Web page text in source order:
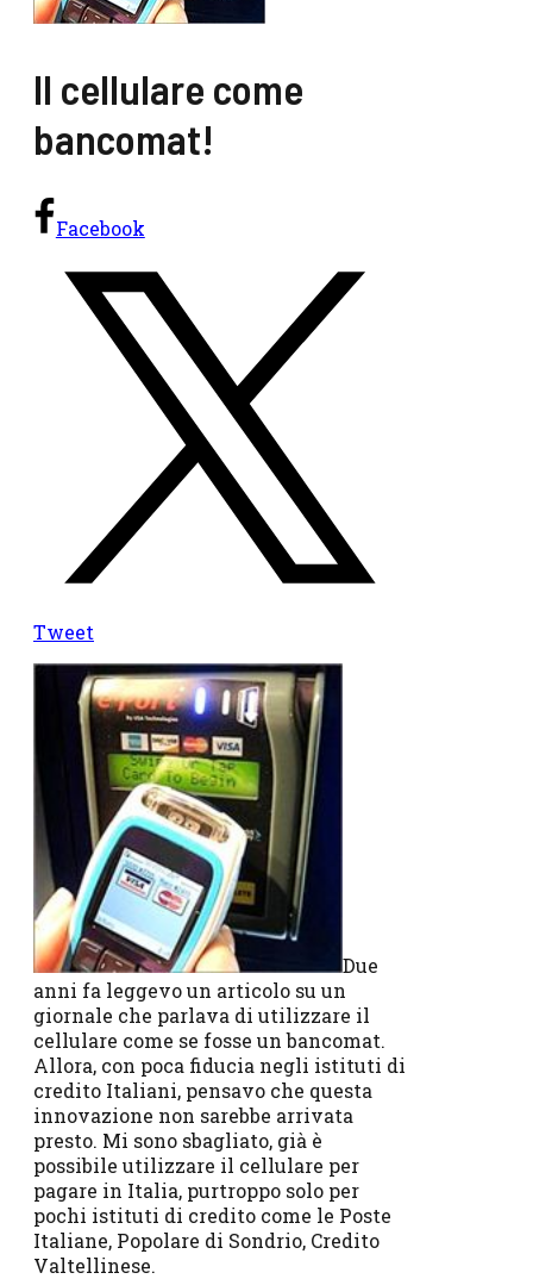
Il cellulare come
bancomat!
Facebook
Tweet
Due
anni fa leggevo un articolo su un
giornale che parlava di utilizzare il
cellulare come se fosse un bancomat.
Allora, con poca fiducia negli istituti di
credito Italiani, pensavo che questa
innovazione non sarebbe arrivata
presto. Mi sono sbagliato, già è
possibile utilizzare il cellulare per
pagare in Italia, purtroppo solo per
pochi istituti di credito come le Poste
Italiane, Popolare di Sondrio, Credito
Valtellinese.